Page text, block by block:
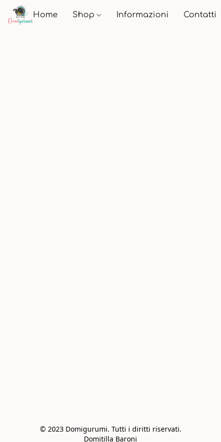
Home Shop Informazioni Contatti
© 2023 Domigurumi. Tutti i diritti riservati.
Domitilla Baroni